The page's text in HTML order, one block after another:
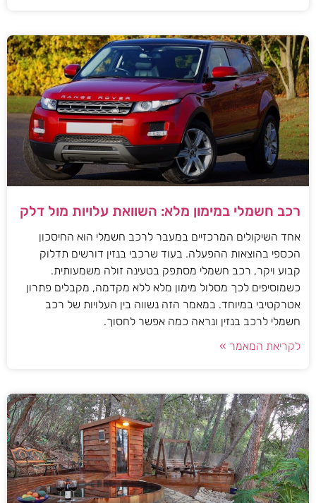
רכב חשמלי במימון מלא: השוואת עלויות מול דלק
אחד השיקולים המרכזיים במעבר לרכב חשמלי הוא החיסכון
הכספי בהוצאות ההפעלה. בעוד שרכבי בנזין דורשים תדלוק
קבוע ויקר, רכב חשמלי מסתפק בטעינה זולה משמעותית.
כשמוסיפים לכך מסלול מימון מלא ללא מקדמה, מקבלים פתרון
אטרקטיבי במיוחד. במאמר הזה נשווה בין העלויות של רכב
חשמלי לרכב בנזין ונראה כמה אפשר לחסוך.
לקריאת המאמר »